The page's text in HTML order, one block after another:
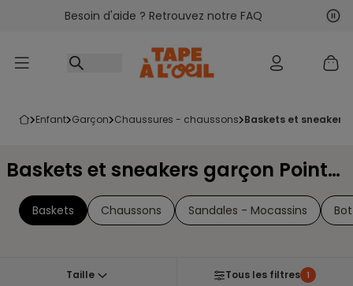
Accéder au contenu
Besoin d'aide ? Retrouvez notre FAQ
enfant garçon chaussures - chaussons baskets et
Baskets et sneakers garçon Pointure 38
Baskets Chaussons Sandales - Mocassins
Taille Tous les filtres 1